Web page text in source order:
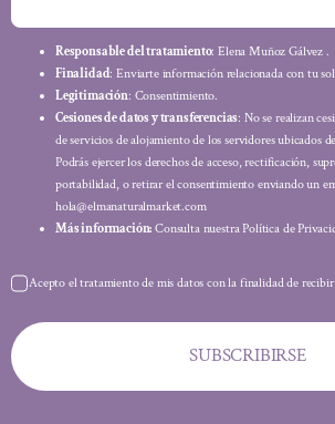
Responsable del tratamiento: Elena Muñoz Gálvez .
Finalidad: Enviarte información relacionada con tu
Legitimación: Consentimiento.
Cesiones de datos y transferencias: No se realizan
de servicios de alojamiento de los servidores ubicados
Podrás ejercer los derechos de acceso, rectificación,
portabilidad, o retirar el consentimiento enviando un
hola@elmanaturalmarket.com
Más información: Consulta nuestra Política de
Acepto el tratamiento de mis datos con la finalidad de
SUBSCRIBIRSE